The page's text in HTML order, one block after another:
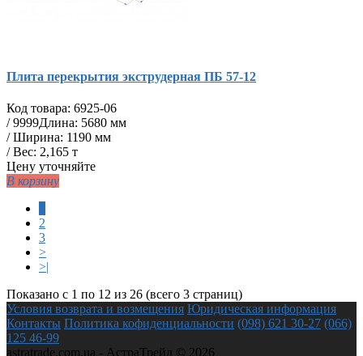
Плита перекрытия экструдерная ПБ 57-12
Код товара: 6925-06
/9999Длина: 5680 мм
/ Ширина: 1190 мм
/ Вес: 2,165 т
Цену уточняйте
В корзину
2
3
>
>|
Показано с 1 по 12 из 26 (всего 3 страниц)
Условия возврата и возмещения Юридическая информация
Контакты Политика кофиденциальности (098) 621 30-27 (066)
125 46-99
astratrade.com.ua - АстраТрейд © 2026